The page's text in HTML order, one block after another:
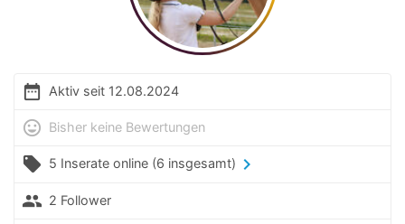
date_range Aktiv seit 12.08.2024
mood Bisher keine Bewertungen
local_offer 5 Inserate online (6 insgesamt) chevron_right
people 2 Follower